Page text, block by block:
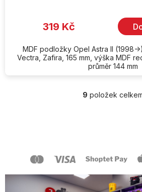
319 Kč
MDF podložky Opel Astra II (1998-
Vectra, Zafira, 165 mm, výška MDF
průměr 144 mm
O
c
p
r
9 položek